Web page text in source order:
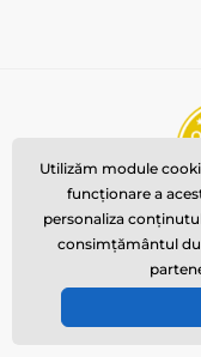
© 2026
Utilizăm module
funcționare a
personaliza
consimțământul